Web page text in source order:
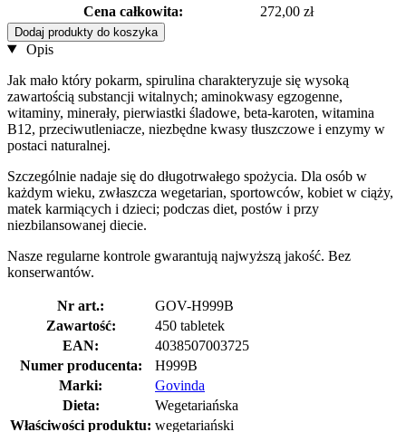
Cena całkowita:
272,00 zł
Dodaj produkty do koszyka
Opis
Jak mało który pokarm, spirulina charakteryzuje się wysoką
zawartością substancji witalnych; aminokwasy egzogenne,
witaminy, minerały, pierwiastki śladowe, beta-karoten, witamina
B12, przeciwutleniacze, niezbędne kwasy tłuszczowe i enzymy w
postaci naturalnej.
Szczególnie nadaje się do długotrwałego spożycia. Dla osób w
każdym wieku, zwłaszcza wegetarian, sportowców, kobiet w ciąży,
matek karmiących i dzieci; podczas diet, postów i przy
niezbilansowanej diecie.
Nasze regularne kontrole gwarantują najwyższą jakość. Bez
konserwantów.
Nr art.:
GOV-H999B
Zawartość:
450 tabletek
EAN:
4038507003725
Numer producenta:
H999B
Marki:
Govinda
Dieta:
Wegetariańska
Właściwości produktu: wegetariański